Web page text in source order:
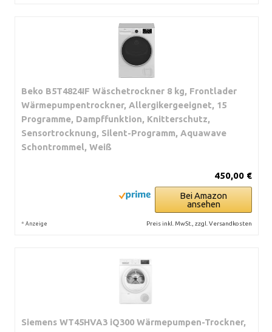
Beko B5T4824IF Wäschetrockner 8 kg, Frontlader
Wärmepumpentrockner, Allergikergeeignet, 15
Programme, Dampffunktion, Knitterschutz,
Sensortrocknung, Silent-Programm, Aquawave
Schontrommel, Weiß
450,00 €
Bei Amazon
ansehen
* Anzeige Preis inkl. MwSt., zzgl. Versandkosten
Siemens WT45HVA3 iQ300 Wärmepumpen-Trockner,